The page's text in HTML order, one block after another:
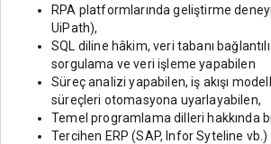
RPA platformlarında geliştirme
UiPath),
SQL diline hâkim, veri tabanı
sorgulama ve veri işleme yapabilen
Süreç analizi yapabilen, iş akışı
süreçleri otomasyona uyarlayabilen,
Temel programlama dilleri hakkında
Tercihen ERP (SAP, Infor Syteline